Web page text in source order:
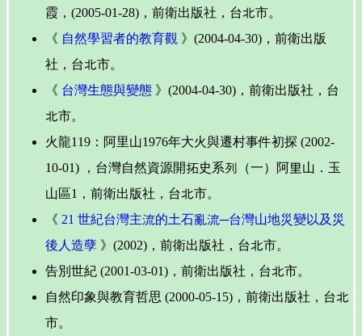
霞，(2005-01-28)，前衛出版社，台北市。
《 自然學習者的教育觀 》(2004-04-30)，前衛出版
社，台北市。
《 台灣生態與變態 》(2004-04-30)，前衛出版社，台
北市。
火龍119：阿里山1976年大火與遷村事件初探 (2002-
10-01) ，台灣自然資源開拓史系列（一）阿里山．玉
山區1，前衛出版社，台北市。
《 21 世紀台灣主流的土石亂流─台灣山地災變以及災
後人造孽 》(2002)，前衛出版社，台北市。
告別世紀 (2001-03-01)，前衛出版社，台北市。
自然印象與教育哲思 (2000-05-15)，前衛出版社，台北
市。